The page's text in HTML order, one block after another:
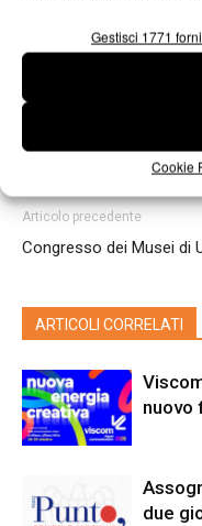
Gestisci 1771
Cookie
Articolo precedente
Congresso dei Musei di
ARTICOLI CORRELATI
nuovo
due